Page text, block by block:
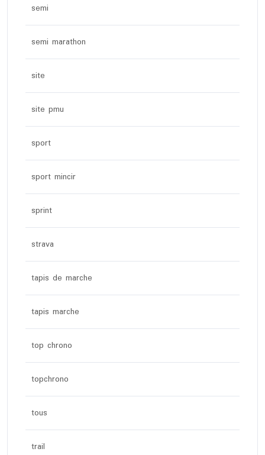
semi
semi marathon
site
site pmu
sport
sport mincir
sprint
strava
tapis de marche
tapis marche
top chrono
topchrono
tous
trail